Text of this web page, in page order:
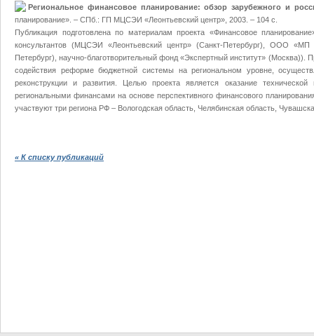
Региональное финансовое планирование: обзор зарубежного и
планирование». – СПб.: ГП МЦСЭИ «Леонтьевский центр», 2003. – 104 с.
Публикация подготовлена по материалам проекта «Финансовое
консультантов (МЦСЭИ «Леонтьевский центр» (Санкт-Петербург), ООО «МП
Петербург), научно-благотворительный фонд «Экспертный институт» (Москва)).
содействия реформе бюджетной системы на региональном уровне,
реконструкции и развития. Целью проекта является оказание
региональными финансами на основе перспективного финансового
участвуют три региона РФ – Вологодская область, Челябинская область,
« К списку публикаций